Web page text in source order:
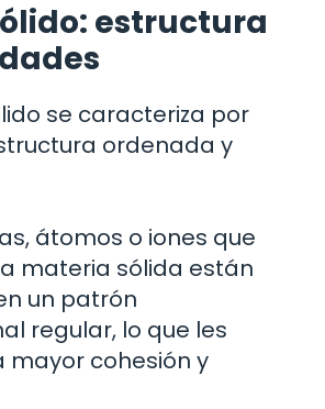
estructura
se caracteriza por
ordenada y
átomos o iones que
materia sólida están
un patrón
regular, lo que les
mayor cohesión y